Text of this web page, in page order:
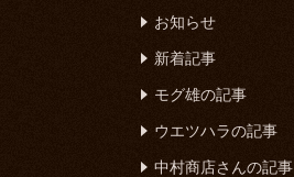
お知らせ
新着記事
モグ雄の記事
ウエツハラの記事
中村商店さんの記事